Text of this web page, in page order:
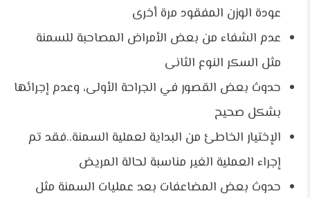
عودة الوزن المفقود مرة أخرى
عدم الشفاء من بعض الأمراض المصاحبة للسمنة
مثل السكر النوع الثانى
حدوث بعض القصور في الجراحة الأولى، وعدم إجرائها
بشكل صحيح
الإختيار الخاطئ من البداية لعملية السمنة..فقد تم
إجراء العملية الغير مناسبة لحالة المريض
حدوث بعض المضاعفات بعد عمليات السمنة مثل